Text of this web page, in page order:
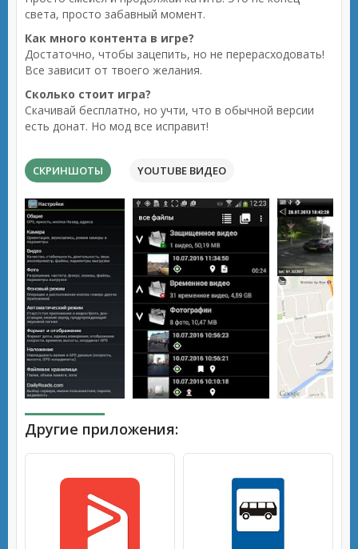
света, просто забавный момент.
Как много контента в игре?
Достаточно, чтобы зацепить, но не перерасходовать!
Все зависит от твоего желания.
Сколько стоит игра?
Скачивай бесплатно, но учти, что в обычной версии
есть донат. Но мод все исправит!
СКРИНШОТЫ YOUTUBE ВИДЕО
Другие приложения: